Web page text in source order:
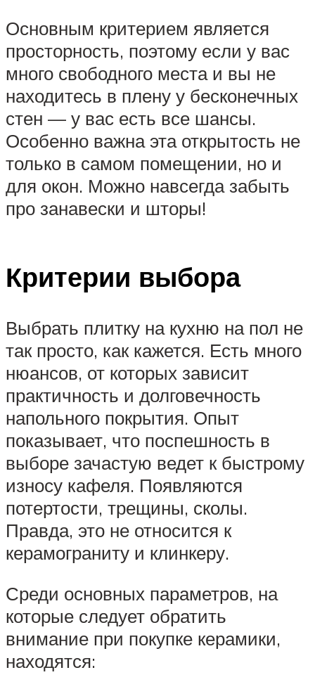
Основным критерием является
просторность, поэтому если у вас
много свободного места и вы не
находитесь в плену у бесконечных
стен — у вас есть все шансы.
Особенно важна эта открытость не
только в самом помещении, но и
для окон. Можно навсегда забыть
про занавески и шторы!
Критерии выбора
Выбрать плитку на кухню на пол не
так просто, как кажется. Есть много
нюансов, от которых зависит
практичность и долговечность
напольного покрытия. Опыт
показывает, что поспешность в
выборе зачастую ведет к быстрому
износу кафеля. Появляются
потертости, трещины, сколы.
Правда, это не относится к
керамограниту и клинкеру.
Среди основных параметров, на
которые следует обратить
внимание при покупке керамики,
находятся: